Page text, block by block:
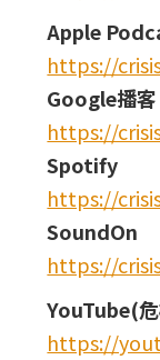
Apple
https://
Google播客
https://
Spotify
https://
SoundOn
https://
YouTube(
https://